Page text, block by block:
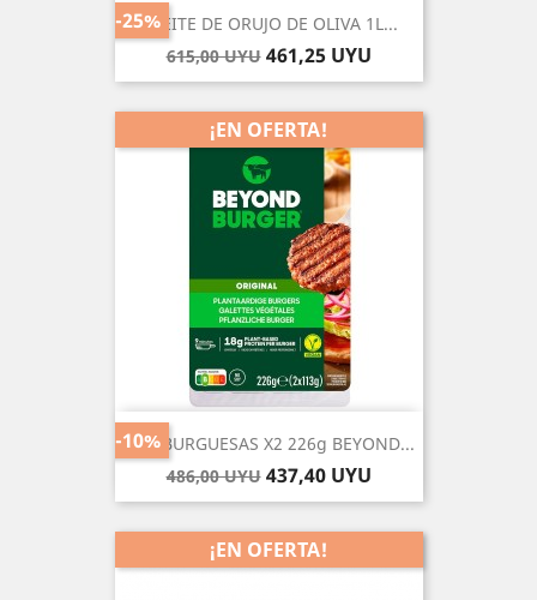
ACEITE DE ORUJO DE OLIVA 1L...
Precio
base
615,00 UYU
-25%
Precio
461,25 UYU
HAMBURGUESAS X2 226g BEYOND...
Precio
base
486,00 UYU
-10%
Precio
437,40 UYU
¡EN OFERTA!
¡EN OFERTA!